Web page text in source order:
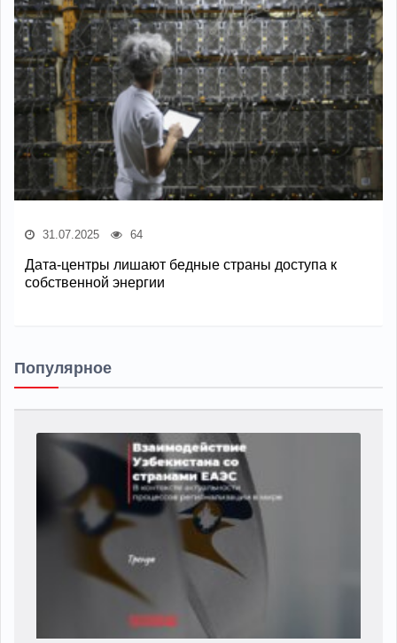
31.07.2025 64
Дата-центры лишают бедные страны доступа к
собственной энергии
Популярное